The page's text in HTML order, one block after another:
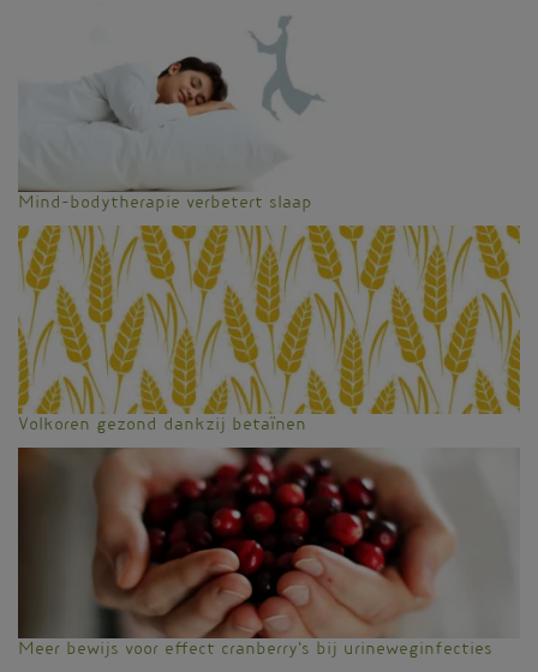
Mind-bodytherapie verbetert slaap
Volkoren gezond dankzij betaïnen
Meer bewijs voor effect cranberry's bij urineweginfecties